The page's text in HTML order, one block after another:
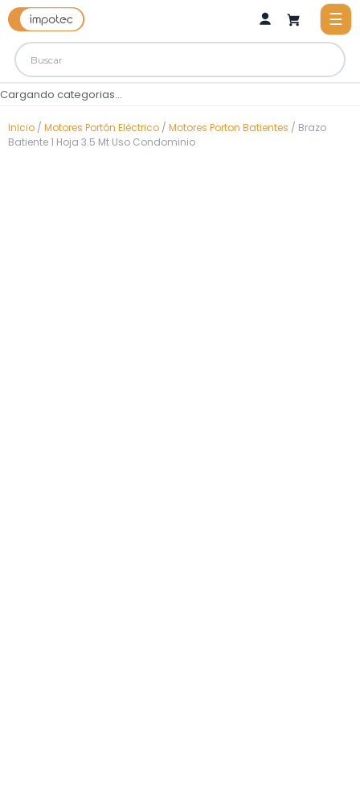
Cargando categorias...
Inicio / Motores Portón Eléctrico / Motores Porton Batientes / Brazo
Batiente 1 Hoja 3.5 Mt Uso Condominio